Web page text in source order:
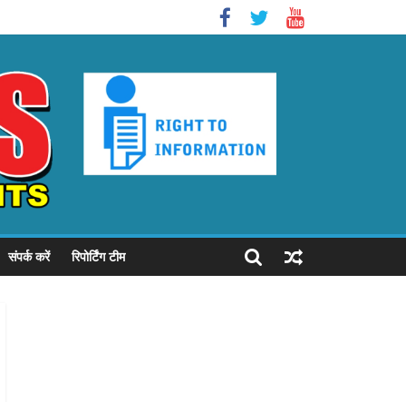
संपर्क करें रिपोर्टिंग टीम